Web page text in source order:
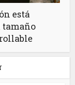
está
tamaño